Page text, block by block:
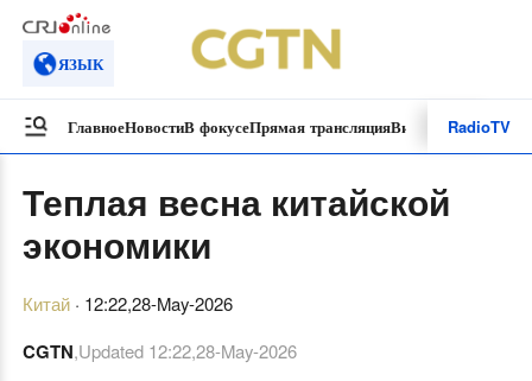
ЯЗЫК
ГлавноеНовостиВ фокусеПрямая трансляцияВидеоролики
RadioTV
Теплая весна китайской
экономики
Китай· 12:22,28-May-2026
CGTN,Updated12:22,28-May-2026